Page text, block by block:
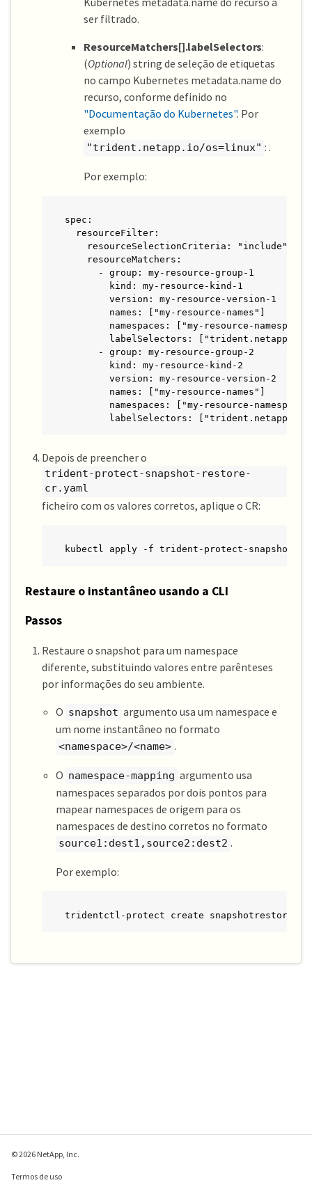
ser filtrado.
ResourceMatchers[].labelSelectors:
(Optional) string de seleção de etiquetas
no campo Kubernetes metadata.name do
recurso, conforme definido no
"Documentação do Kubernetes". Por
exemplo
"trident.netapp.io/os=linux" : .
Por exemplo:
spec:
  resourceFilter:
    resourceSelectionCriteria: "include"
    resourceMatchers:
      - group: my-resource-group-1
        kind: my-resource-kind-1
        version: my-resource-version-1
        names: ["my-resource-names"]
namespaces: ["my-resource-
labelSelectors:
      - group: my-resource-group-2
        kind: my-resource-kind-2
        version: my-resource-version-2
        names: ["my-resource-names"]
namespaces: ["my-resource-
labelSelectors:
Depois de preencher o
trident-protect-snapshot-restore-
cr.yaml
ficheiro com os valores corretos, aplique o CR:
kubectl apply -f trident-protect-snapshot-
Restaure o instantâneo usando a CLI
Passos
Restaure o snapshot para um namespace
diferente, substituindo valores entre parênteses
por informações do seu ambiente.
O snapshot argumento usa um namespace e
um nome instantâneo no formato
<namespace>/<name> .
O namespace-mapping argumento usa
namespaces separados por dois pontos para
mapear namespaces de origem para os
namespaces de destino corretos no formato
source1:dest1,source2:dest2 .
Por exemplo:
tridentctl-protect create snapshotrestore
© 2026 NetApp, Inc.
Termos de uso